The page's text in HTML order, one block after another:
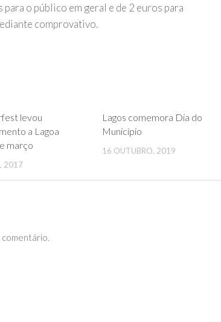
o público em geral e de 2 euros para
comprovativo.
levou
a Lagoa
março
2017
Lagos comemora Dia do
Município
16 OUTUBRO, 2019